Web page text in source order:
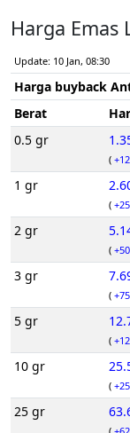
Harga Emas
Update: 10 Jan, 08:30
Harga buyback
Berat
0.5 gr
(
1 gr
(
2 gr
(
3 gr
(
5 gr
(
10 gr
(
25 gr